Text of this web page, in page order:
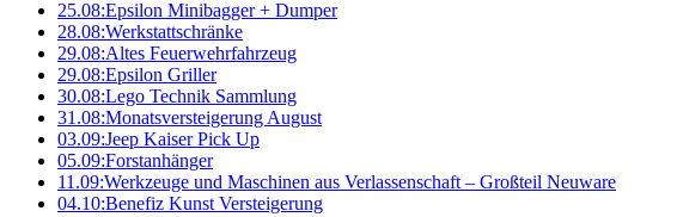
25.08:Epsilon Minibagger + Dumper
28.08:Werkstattschränke
29.08:Altes Feuerwehrfahrzeug
29.08:Epsilon Griller
30.08:Lego Technik Sammlung
31.08:Monatsversteigerung August
03.09:Jeep Kaiser Pick Up
05.09:Forstanhänger
11.09:Werkzeuge und Maschinen aus Verlassenschaft – Großteil Neuware
04.10:Benefiz Kunst Versteigerung